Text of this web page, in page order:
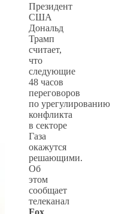
Президент
США
Дональд
Трамп
считает,
что
следующие
48 часов
переговоров
по урегулированию
конфликта
в секторе
Газа
окажутся
решающими.
Об
этом
сообщает
телеканал
Fox